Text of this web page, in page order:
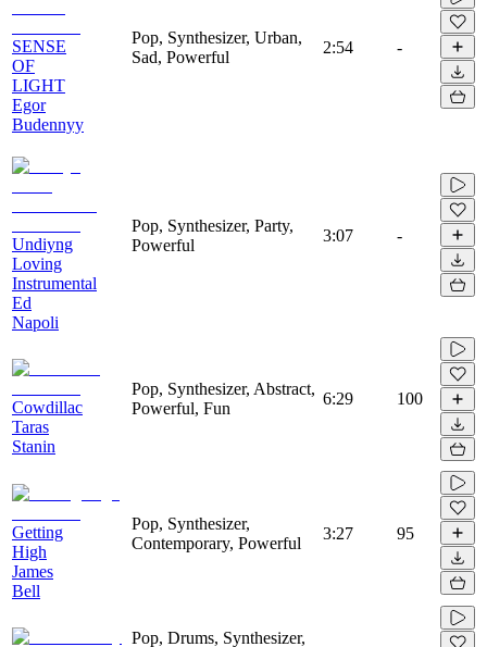
SENSE
OF
LIGHT
Egor
Budennyy
Pop, Synthesizer, Urban,
Sad, Powerful
2:54 -
Undiyng
Loving
Instrumental
Ed
Napoli
Pop, Synthesizer, Party,
Powerful
3:07 -
Cowdillac
Taras
Stanin
Pop, Synthesizer, Abstract,
Powerful, Fun
6:29 100
Getting
High
James
Bell
Pop, Synthesizer,
Contemporary, Powerful
3:27 95
Pop, Drums, Synthesizer,